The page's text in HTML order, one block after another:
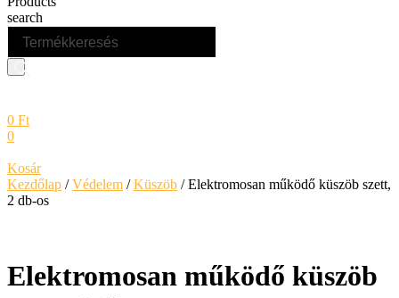
search
0 Ft
0
Kosár
Kezdőlap /Védelem /Küszöb / Elektromosan működő küszöb szett,
2 db-os
Elektromosan működő küszöb